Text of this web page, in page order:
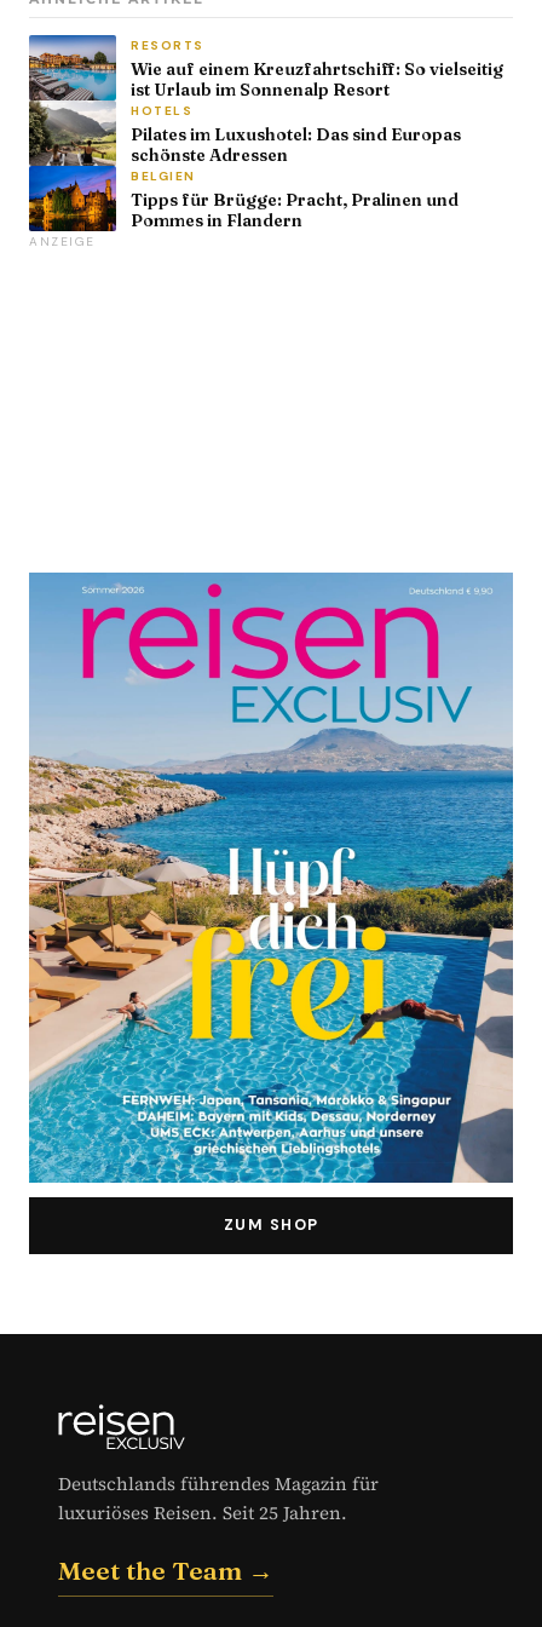
ZUM SHOP
RESORTS
Wie auf einem Kreuzfahrtschiff: So vielseitig
ist Urlaub im Sonnenalp Resort
HOTELS
Pilates im Luxushotel: Das sind Europas
schönste Adressen
BELGIEN
Tipps für Brügge: Pracht, Pralinen und
Pommes in Flandern
ANZEIGE
Deutschlands führendes Magazin für
luxuriöses Reisen. Seit 25 Jahren.
Meet the Team →